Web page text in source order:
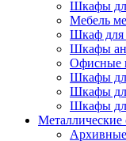
Шкафы
Мебель
Шкаф для
Шкафы
Офисные
Шкафы
Шкафы
Шкафы
Металлические